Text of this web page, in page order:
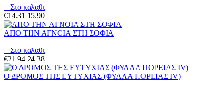
+ Στο καλαθι
€14.31 15.90
ΑΠΟ ΤΗΝ ΑΓΝΟΙΑ ΣΤΗ ΣΟΦΙΑ
+ Στο καλαθι
€21.94 24.38
Ο ΔΡΟΜΟΣ ΤΗΣ ΕΥΤΥΧΙΑΣ (ΦΥΛΛΑ ΠΟΡΕΙΑΣ IV)